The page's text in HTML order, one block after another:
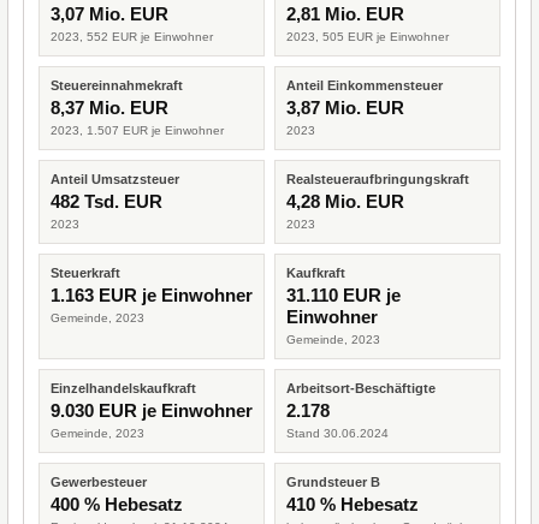
3,07 Mio. EUR
2023, 552 EUR je Einwohner
2,81 Mio. EUR
2023, 505 EUR je Einwohner
Steuereinnahmekraft
8,37 Mio. EUR
2023, 1.507 EUR je Einwohner
Anteil Einkommensteuer
3,87 Mio. EUR
2023
Anteil Umsatzsteuer
482 Tsd. EUR
2023
Realsteueraufbringungskraft
4,28 Mio. EUR
2023
Steuerkraft
1.163 EUR je Einwohner
Gemeinde, 2023
Kaufkraft
31.110 EUR je
Einwohner
Gemeinde, 2023
Einzelhandelskaufkraft
9.030 EUR je Einwohner
Gemeinde, 2023
Arbeitsort-Beschäftigte
2.178
Stand 30.06.2024
Gewerbesteuer
400 % Hebesatz
Grundsteuer B
410 % Hebesatz